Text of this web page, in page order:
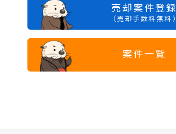
売却案件登録
（売却手数料無料）
案件一覧